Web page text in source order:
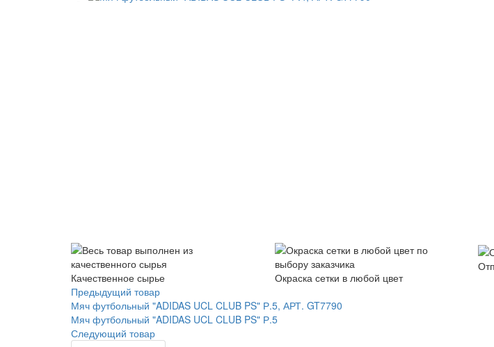
Качественное сырье Окраска сетки в любой цвет
Предыдущий товар
Мяч футбольный "ADIDAS UCL CLUB PS" Р.5, АРТ. GT7790
Мяч футбольный "ADIDAS UCL CLUB PS" Р.5
Следующий товар